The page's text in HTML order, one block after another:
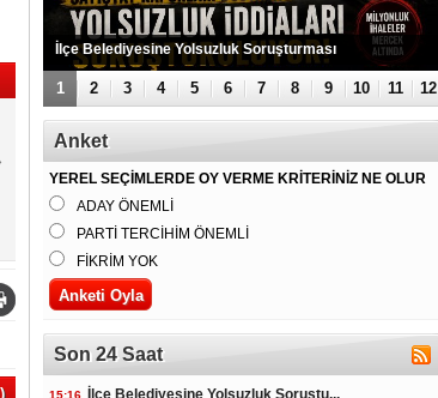
Başkan
Kuş,Kapısı
Çalınmadık İhtiyaç
Sahibi
Kalmayacak
BBDK'DAN GECE
YARISI KARARI
BAŞKAN ALKAN
Eyyübiye İlçesinde 50 Yaşındaki Adam Banyoda Ölü
Bulundu
1 2 3 4 5 6 7 8 9 10 11 12
Anket
YEREL SEÇİMLERDE OY VERME KRİTERİNİZ NE OLUR
ADAY ÖNEMLİ
PARTİ TERCİHİM ÖNEMLİ
FİKRİM YOK
Son 24 Saat
15:16 İlçe Belediyesine Yolsuzluk Soruştu...